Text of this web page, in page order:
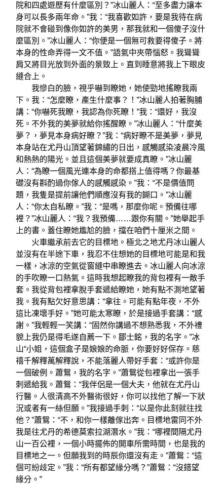
院和四處遊歷有什麼區別？”冰山麗人：“至多盡力讓本
身可以長多兩年命。”我：“我喜歡如許，要是我待在病
院就不會碰到像你如許的美男，那我就和一個傻子沒什
麼區別。”冰山麗人：“你便是一個無可救要得傻子。將
本身的性命弄得一文不值。”語氣中夾帶惱怒。我聳聳
肩又將目光放到外面的景致上。直到睡意將我上下眼皮
縫合上。
我慘白的臉，視乎嚇到瞭她，她使勁地搖瞭我兩
下。我：“怎麼瞭，產生什麼事？！”冰山麗人拍著胸脯
講：“你嚇死我瞭，我認為你死瞭！”我：“還好，我沒
死。不外我的美夢就給你搖醒瞭。”冰山麗人：“什麼美
夢？，夢見本身病好瞭？”我：“病好瞭不是美夢，夢見
本身站在尤丹山頂望著錦繡的日出，感觸感染凌晨冷風
和熱熱的陽光。並且這個美夢就要成真瞭。”冰山麗
人：“為瞭一個風光連本身的命都搭上值得嗎？你最基
礎沒有斟酌過你傢人的感觸感染。”我：“不是價值問
題，我隻是提前讓他們順應沒有我的餬口。”冰山麗
人：“你太自私瞭。”我：“是嗎，那麼你呢。預備往哪
裡？”冰山麗人：“我？我預備……跟你有關。”她舉起手
上的書。蓋住瞭她尷尬的臉，擋在咱們十厘米之間。
火車繼承前去它的目標地。極北之地尤丹冰山麗人
並沒有在半途下車，我忍不住想她的目標地可能是和我
一樣，冰涼的空氣從窗縫中串瞭進去。冰山麗人向冰涼
的手吹瞭一口熱氣。這時我想起瞭我的背包裡有一敵手
套。我從背包裡拿脫手套遞給瞭她，她有點不測地望著
我。我有點欠好意思講：“拿往。可能有點年夜，不外
這比凍壞手好。”她可能太寒瞭，於是接過手套講：“感
謝。”我輕輕一笑講：“固然你講過不想熟悉我，不外禮
貌上我仍是得毛遂自薦一下。鄒士銘，我的名字。”冰
山“小姐，這個盒子是娘娘的命脈，你要好好保存。慈
禧千解釋萬解釋說，不能落麗人帶好手套：“或許你是
一個破例。蕭鴛，我的名字。”蕭鴛從包裡拿出一張手
刺遞給我。蕭鴛：“我伴侶是一個大夫，他就在尤丹山
行醫。人很清高不外醫術很好，你可以找他了解一下狀
況或者有一絲但願。”我接過手刺：“以是你此刻就往找
他？”蕭鴛：“不，和你一樣離傢出奔。目標地雷同不外
我是往尤丹的希德莫索拉湖潛水。”我：“哪裡間隔尤丹
山一百公裡，一個小時擺佈的開車所需時間，也是我的
目標地之一。但願我到的時辰你還沒有走。”蕭鴛：“這
個可紛歧定。”我：“所有都望緣分嗎？”蕭鴛：“沒錯望
緣分。”